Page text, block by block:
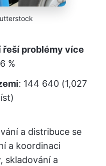
řeší problémy více
%
: 144 640 (1,027
a distribuce se
a koordinaci
skladování a